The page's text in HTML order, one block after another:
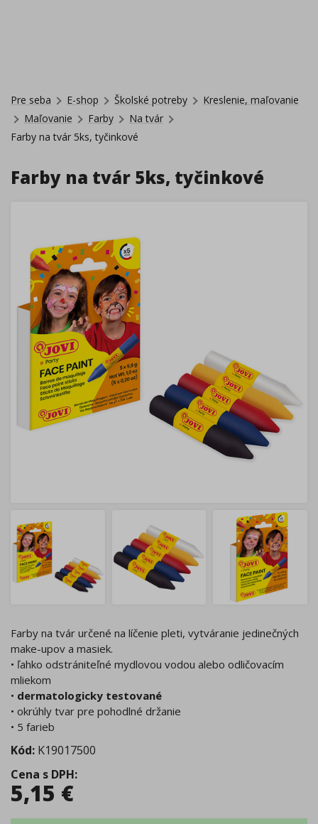
Pre seba E-shop Školské potreby
Kreslenie, maľovanie
Maľovanie
Farby
Na tvár
Farby na tvár 5ks, tyčinkové
Farby na tvár 5ks, tyčinkové
Farby na tvár určené na líčenie pleti, vytváranie jedinečných
make-upov a masiek.
• ľahko odstrániteľné mydlovou vodou alebo odličovacím
mliekom
• dermatologicky testované
• okrúhly tvar pre pohodlné držanie
• 5 farieb
Kód: K19017500
Cena s DPH:
5,15 €